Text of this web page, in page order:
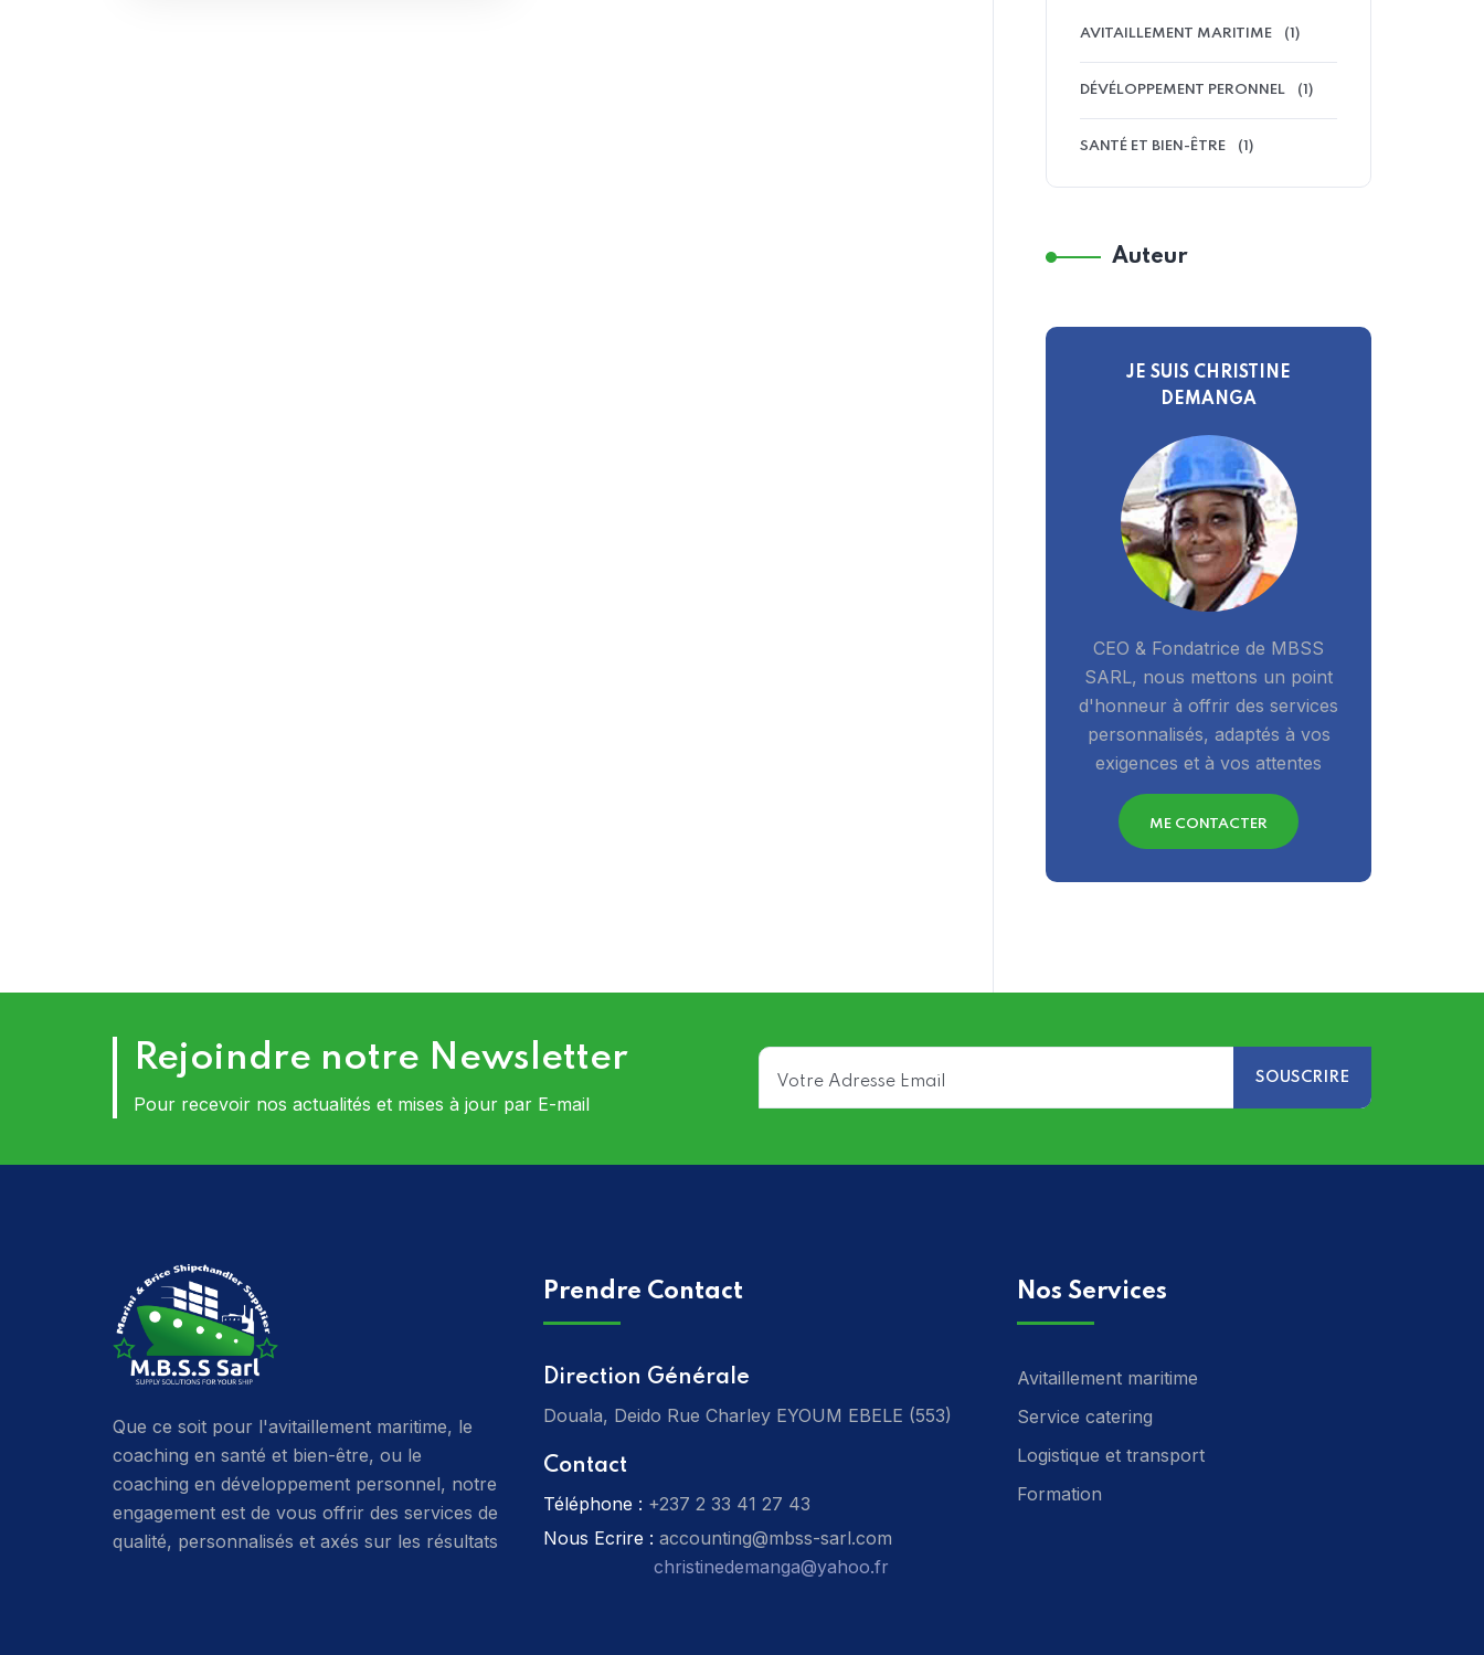
AVITAILLEMENT MARITIME (1)
DÉVÉLOPPEMENT PERONNEL (1)
SANTÉ ET BIEN-ÊTRE (1)
Auteur
JE SUIS CHRISTINE
DEMANGA
CEO & Fondatrice de MBSS
SARL, nous mettons un point
d'honneur à offrir des services
personnalisés, adaptés à vos
exigences et à vos attentes
ME CONTACTER
Rejoindre notre Newsletter
Pour recevoir nos actualités et mises à jour par E-mail
Que ce soit pour l'avitaillement maritime, le
coaching en santé et bien-être, ou le
coaching en développement personnel, notre
engagement est de vous offrir des services de
qualité, personnalisés et axés sur les résultats
Prendre Contact
Direction Générale
Douala, Deido Rue Charley EYOUM EBELE (553)
Contact
Téléphone : ‎+237 2 33 41 27 43
Nous Ecrire : accounting@mbss-sarl.com
christinedemanga@yahoo.fr
Nos Services
Avitaillement maritime
Service catering
Logistique et transport
Formation